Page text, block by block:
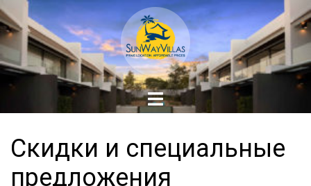
Скидки и специальные
предложения